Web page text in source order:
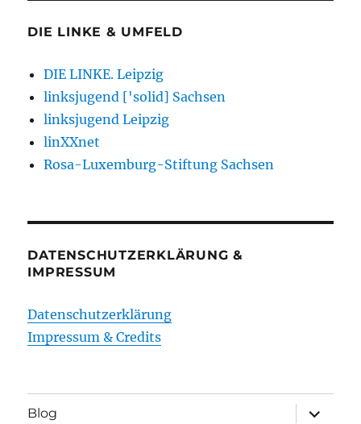
DIE LINKE & UMFELD
DIE LINKE. Leipzig
linksjugend ['solid] Sachsen
linksjugend Leipzig
linXXnet
Rosa-Luxemburg-Stiftung Sachsen
DATENSCHUTZERKLÄRUNG &
IMPRESSUM
Datenschutzerklärung
Impressum & Credits
Blog